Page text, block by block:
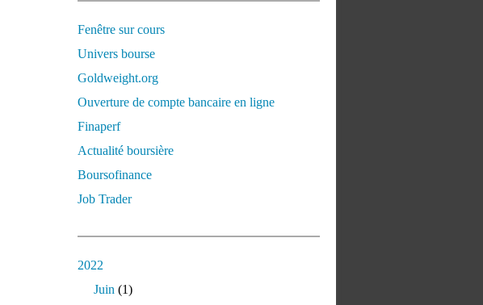
Fenêtre sur cours
Univers bourse
Goldweight.org
Ouverture de compte bancaire en ligne
Finaperf
Actualité boursière
Boursofinance
Job Trader
2022
Juin (1)